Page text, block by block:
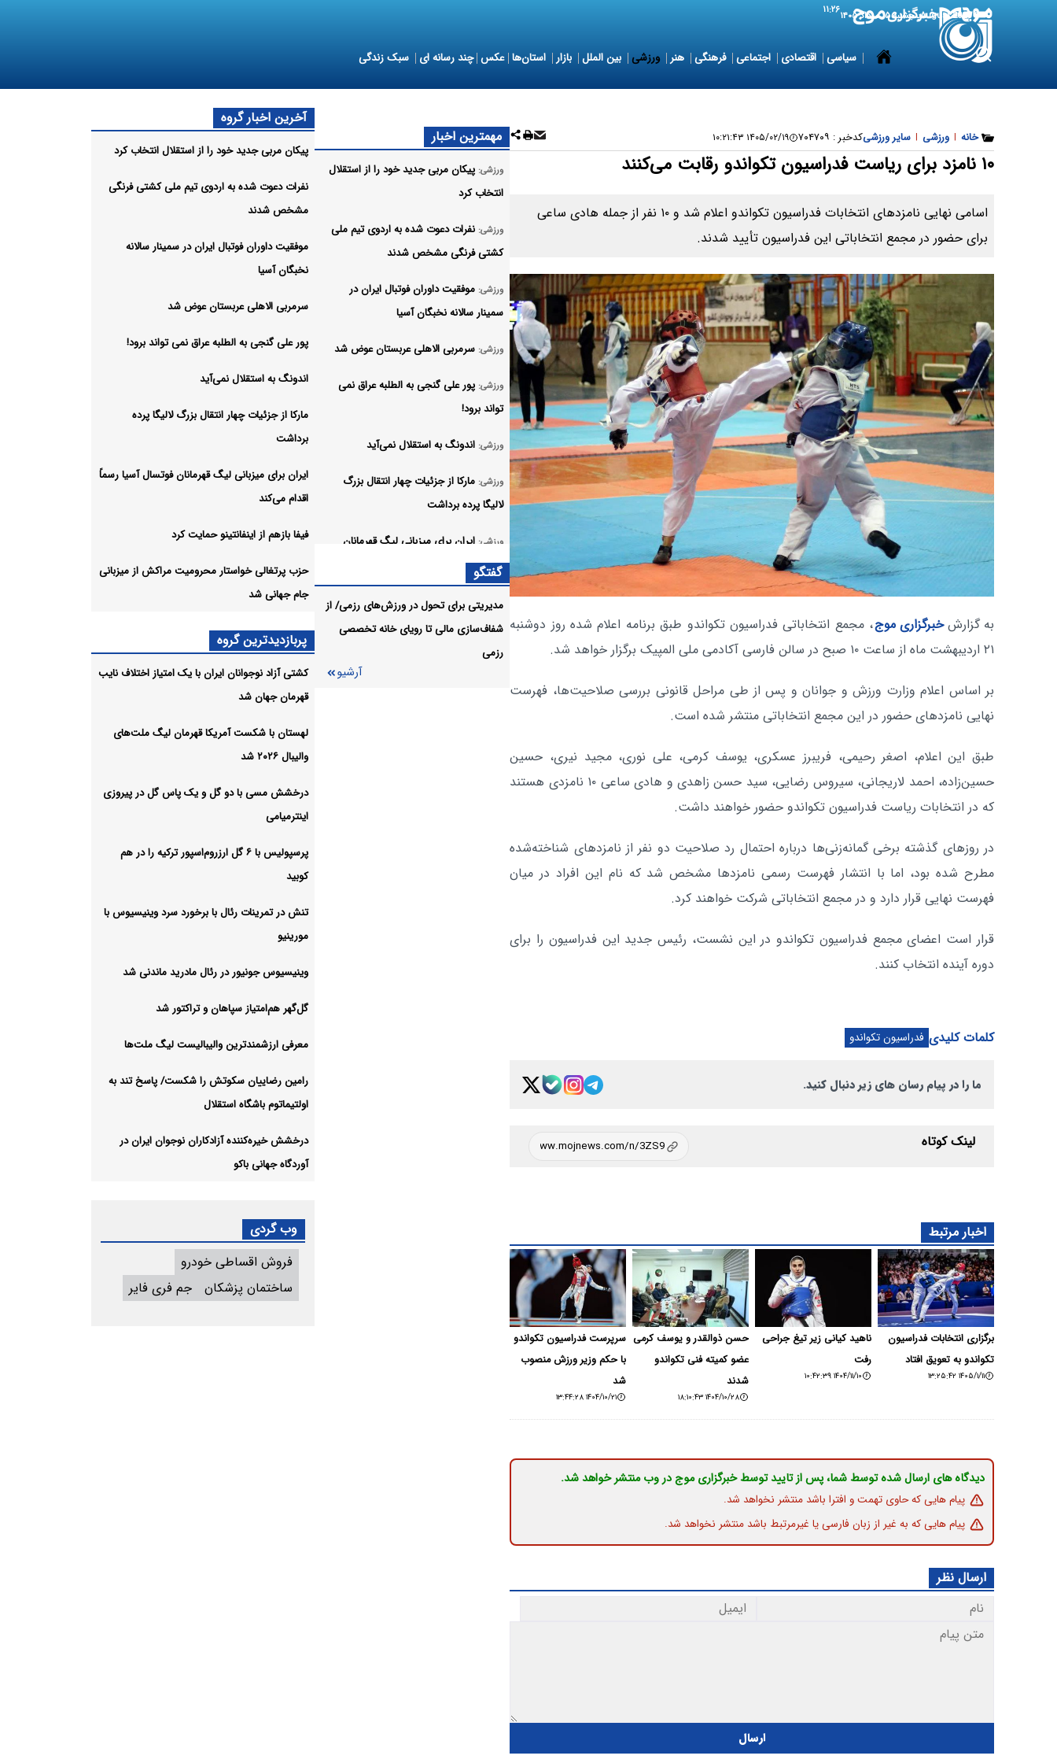
6 August 2026 پنجشنبه ۱۵ مرداد ۱۴۰۵ ۱۱:۲۶
سیاسی اقتصادی اجتماعی فرهنگی هنر ورزشی بین الملل بازار استان‌ها عکس چند رسانه ای سبک زندگی
خانه | ورزشی | سایر ورزشیکدخبر : ۷۰۴۷۰۹ ۱۴۰۵/۰۲/۱۹ ۱۰:۲۱:۴۳
۱۰ نامزد برای ریاست فدراسیون تکواندو رقابت می‌کنند
اسامی نهایی نامزدهای انتخابات فدراسیون تکواندو اعلام شد و ۱۰ نفر از جمله هادی ساعی
برای حضور در مجمع انتخاباتی این فدراسیون تأیید شدند.
به گزارشخبرگزاری موج، مجمع انتخاباتی فدراسیون تکواندو طبق برنامه اعلام شده روز دوشنبه
۲۱ اردیبهشت ماه از ساعت ۱۰ صبح در سالن فارسی آکادمی ملی المپیک برگزار خواهد شد.
بر اساس اعلام وزارت ورزش و جوانان و پس از طی مراحل قانونی بررسی صلاحیت‌ها، فهرست
نهایی نامزدهای حضور در این مجمع انتخاباتی منتشر شده است.
طبق این اعلام، اصغر رحیمی، فریبرز عسکری، یوسف کرمی، علی نوری، مجید نیری، حسین
حسین‌زاده، احمد لاریجانی، سیروس رضایی، سید حسن زاهدی و هادی ساعی ۱۰ نامزدی هستند
که در انتخابات ریاست فدراسیون تکواندو حضور خواهند داشت.
در روزهای گذشته برخی گمانه‌زنی‌ها درباره احتمال رد صلاحیت دو نفر از نامزدهای شناخته‌شده
مطرح شده بود، اما با انتشار فهرست رسمی نامزدها مشخص شد که نام این افراد در میان
فهرست نهایی قرار دارد و در مجمع انتخاباتی شرکت خواهند کرد.
قرار است اعضای مجمع فدراسیون تکواندو در این نشست، رئیس جدید این فدراسیون را برای
دوره آینده انتخاب کنند.
کلمات کلیدی فدراسیون تکواندو
ما را در پیام رسان های زیر دنبال کنید.
لینک کوتاه
اخبار مرتبط
برگزاری انتخابات فدراسیون
تکواندو به تعویق افتاد
۱۴۰۵/۱/۱۱ ۱۳:۲۵:۴۲
ناهید کیانی زیر تیغ جراحی
رفت
۱۴۰۴/۱۱/۱۰ ۱۰:۴۲:۳۹
حسن ذوالقدر و یوسف کرمی
عضو کمیته فنی تکواندو
شدند
۱۴۰۴/۱۰/۲۸ ۱۸:۱۰:۴۳
سرپرست فدراسیون تکواندو
با حکم وزیر ورزش منصوب
شد
۱۴۰۴/۱۰/۲۱ ۱۳:۴۴:۲۸
دیدگاه های ارسال شده توسط شما، پس از تایید توسط خبرگزاری موج در وب منتشر خواهد شد.
پیام هایی که حاوی تهمت و افترا باشد منتشر نخواهد شد.
پیام هایی که به غیر از زبان فارسی یا غیرمرتبط باشد منتشر نخواهد شد.
ارسال نظر
ارسال
مهمترین اخبار
ورزشی: پیکان مربی جدید خود را از استقلال
انتخاب کرد
ورزشی: نفرات دعوت شده به اردوی تیم ملی
کشتی فرنگی مشخص شدند
ورزشی: موفقیت داوران فوتبال ایران در
سمینار سالانه نخبگان آسیا
ورزشی: سرمربی الاهلی عربستان عوض شد
ورزشی: پور علی گنجی به الطلبه عراق نمی
تواند برود!
ورزشی: اندونگ به استقلال نمی‌آید
ورزشی: مارکا از جزئیات چهار انتقال بزرگ
لالیگا پرده برداشت
ورزشی: ایران برای میزبانی لیگ قهرمانان
فوتسال آسیا رسماً اقدام می‌کند
ورزشی: فیفا بازهم از اینفانتینو حمایت کرد
حزب پرتغالی خواستار محرومیت
مراکش از میزبانی جام جهانی شد
آرشیو
گفتگو
مدیریتی برای تحول در ورزش‌های رزمی/ از
شفاف‌سازی مالی تا رویای خانه تخصصی
رزمی
آرشیو
آخرین اخبار گروه
پیکان مربی جدید خود را از استقلال انتخاب کرد
نفرات دعوت شده به اردوی تیم ملی کشتی فرنگی
مشخص شدند
موفقیت داوران فوتبال ایران در سمینار سالانه
نخبگان آسیا
سرمربی الاهلی عربستان عوض شد
پور علی گنجی به الطلبه عراق نمی تواند برود!
اندونگ به استقلال نمی‌آید
مارکا از جزئیات چهار انتقال بزرگ لالیگا پرده
برداشت
ایران برای میزبانی لیگ قهرمانان فوتسال آسیا رسماً
اقدام می‌کند
فیفا بازهم از اینفانتینو حمایت کرد
حزب پرتغالی خواستار محرومیت مراکش از میزبانی
جام جهانی شد
پربازدیدترین گروه
کشتی آزاد نوجوانان ایران با یک امتیاز اختلاف نایب
قهرمان جهان شد
لهستان با شکست آمریکا قهرمان لیگ ملت‌های
والیبال ۲۰۲۶ شد
درخشش مسی با دو گل و یک پاس گل در پیروزی
اینترمیامی
پرسپولیس با ۶ گل ارزروم‌اسپور ترکیه را در هم
کوبید
تنش در تمرینات رئال با برخورد سرد وینیسیوس با
مورینیو
وینیسیوس جونیور در رئال مادرید ماندنی شد
گل‌گهر هم‌امتیاز سپاهان و تراکتور شد
معرفی ارزشمندترین والیبالیست لیگ ملت‌ها
رامین رضاییان سکوتش را شکست/ پاسخ تند به
اولتیماتوم باشگاه استقلال
درخشش خیره‌کننده آزادکاران نوجوان ایران در
آوردگاه جهانی باکو
وب گردی
فروش اقساطی خودرو
ساختمان پزشکان
جم فری فایر